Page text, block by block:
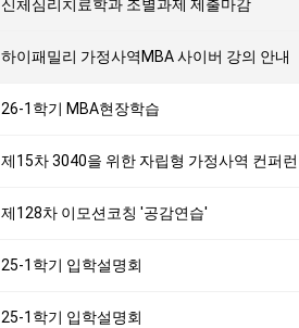
신체심리치료학과 조별과제 제출마감
하이패밀리 가정사역MBA 사이버 강의 안내
26-1학기 MBA현장학습
제15차 3040을 위한 자립형 가정사역 컨퍼
제128차 이모션코칭 '공감연습'
25-1학기 입학설명회
25-1학기 입학설명회